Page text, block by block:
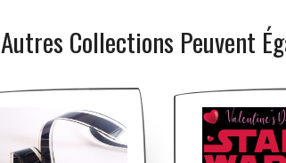
Collections Peuvent